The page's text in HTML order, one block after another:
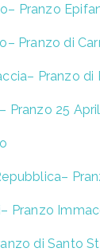
– Pranzo
– Pranzo di
– Pranzo di
– Pranzo 25
–
– Pranzo
di Santo